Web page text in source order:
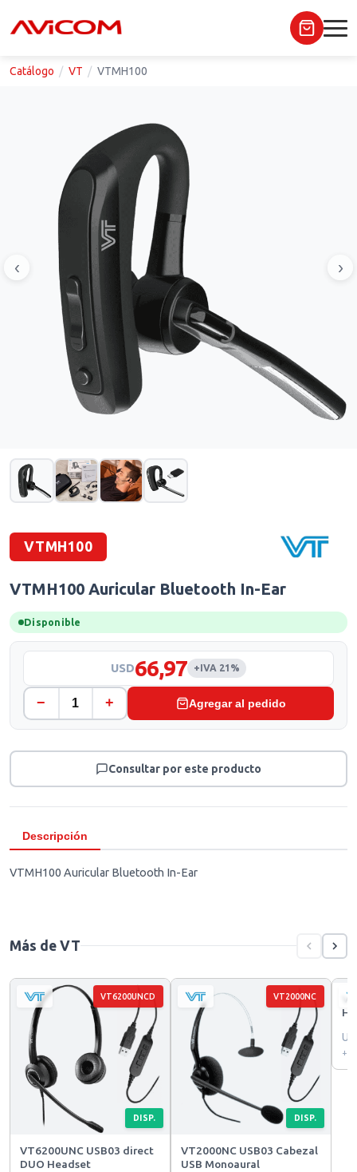
Catálogo VT VTMH100
‹ ›
VTMH100
VTMH100 Auricular Bluetooth In-Ear
Disponible
USD66,97 +IVA 21%
− + Agregar al pedido
Consultar por este producto
Descripción
VTMH100 Auricular Bluetooth In-Ear
Más de VT
VT6200UNCD
DISP.
VT6200UNC USB03 direct
DUO Headset
VT2000NC
DISP.
VT2000NC USB03 Cabezal
USB Monoaural
+